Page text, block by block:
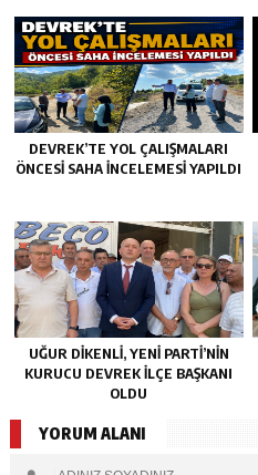
DEVREK’TE YOL ÇALIŞMALARI
ÖNCESI SAHA İNCELEMESI YAPILDI
UĞUR DİKENLİ, YENİ PARTİ’NİN
KURUCU DEVREK İLÇE BAŞKANI
OLDU
YORUM ALANI